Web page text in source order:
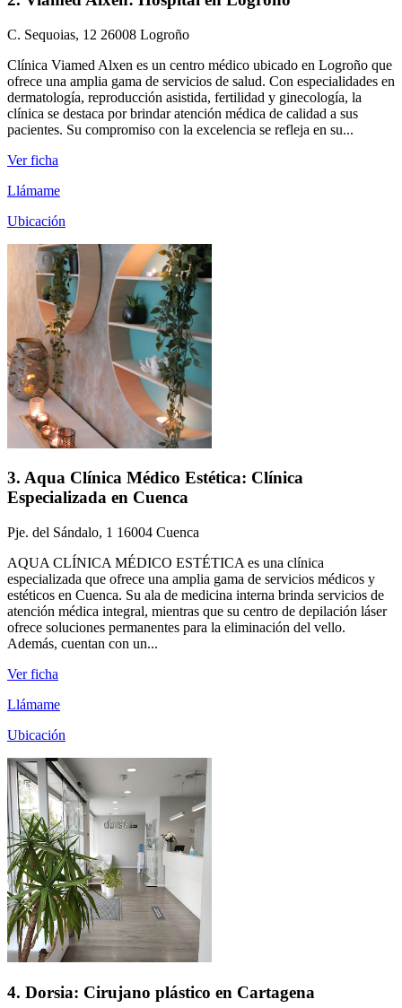
C. Sequoias, 12 26008 Logroño
Clínica Viamed Alxen es un centro médico ubicado en Logroño que
ofrece una amplia gama de servicios de salud. Con especialidades en
dermatología, reproducción asistida, fertilidad y ginecología, la
clínica se destaca por brindar atención médica de calidad a sus
pacientes. Su compromiso con la excelencia se refleja en su...
Ver ficha
Llámame
Ubicación
3. Aqua Clínica Médico Estética: Clínica
Especializada en Cuenca
Pje. del Sándalo, 1 16004 Cuenca
AQUA CLÍNICA MÉDICO ESTÉTICA es una clínica
especializada que ofrece una amplia gama de servicios médicos y
estéticos en Cuenca. Su ala de medicina interna brinda servicios de
atención médica integral, mientras que su centro de depilación láser
ofrece soluciones permanentes para la eliminación del vello.
Además, cuentan con un...
Ver ficha
Llámame
Ubicación
4. Dorsia: Cirujano plástico en Cartagena